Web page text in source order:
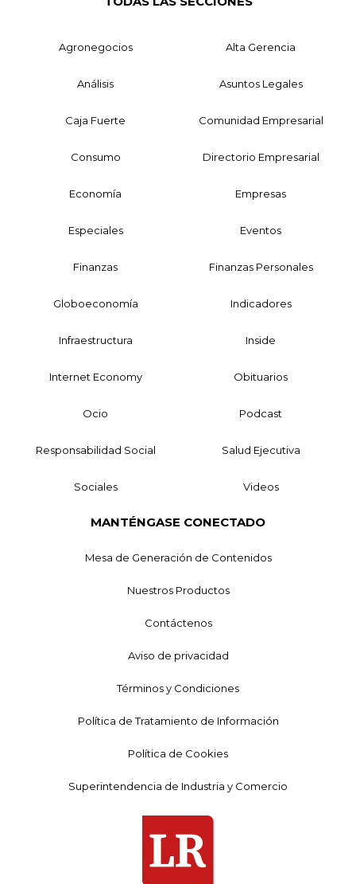
Agronegocios Alta Gerencia
Análisis Asuntos Legales
Caja Fuerte Comunidad Empresarial
Consumo Directorio Empresarial
Economía Empresas
Especiales Eventos
Finanzas Finanzas Personales
Globoeconomía Indicadores
Infraestructura Inside
Internet Economy Obituarios
Ocio Podcast
Responsabilidad Social Salud Ejecutiva
Sociales Videos
MANTÉNGASE CONECTADO
Mesa de Generación de Contenidos
Nuestros Productos
Contáctenos
Aviso de privacidad
Términos y Condiciones
Política de Tratamiento de Información
Política de Cookies
Superintendencia de Industria y Comercio